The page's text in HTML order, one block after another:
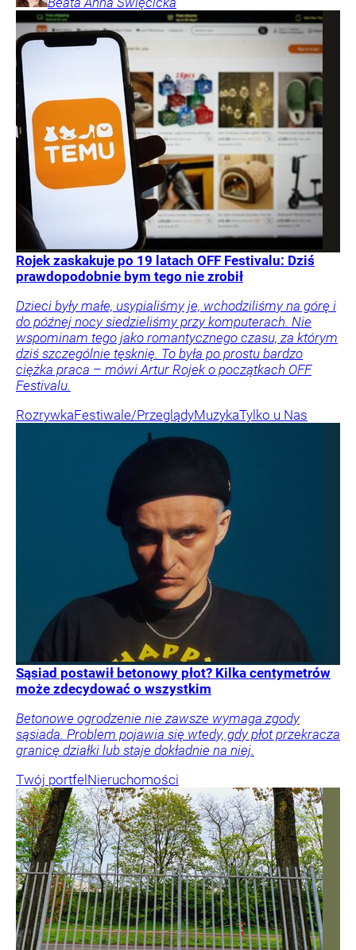
Rojek zaskakuje po 19 latach OFF Festivalu: Dziś
prawdopodobnie bym tego nie zrobił
Dzieci były małe, usypialiśmy je, wchodziliśmy na górę i
do późnej nocy siedzieliśmy przy komputerach. Nie
wspominam tego jako romantycznego czasu, za którym
dziś szczególnie tęsknię. To była po prostu bardzo
ciężka praca – mówi Artur Rojek o początkach OFF
Festivalu.
RozrywkaFestiwale/PrzeglądyMuzykaTylko u Nas
Sąsiad postawił betonowy płot? Kilka centymetrów
może zdecydować o wszystkim
Betonowe ogrodzenie nie zawsze wymaga zgody
sąsiada. Problem pojawia się wtedy, gdy płot przekracza
granicę działki lub staje dokładnie na niej.
Twój portfelNieruchomości